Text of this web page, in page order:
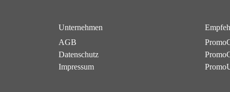
Unternehmen
AGB
Datenschutz
Impressum